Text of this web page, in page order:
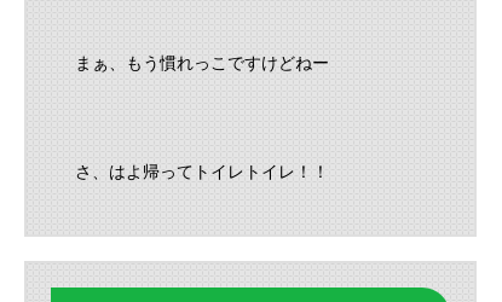
まぁ、もう慣れっこですけどねー
さ、はよ帰ってトイレトイレ！！